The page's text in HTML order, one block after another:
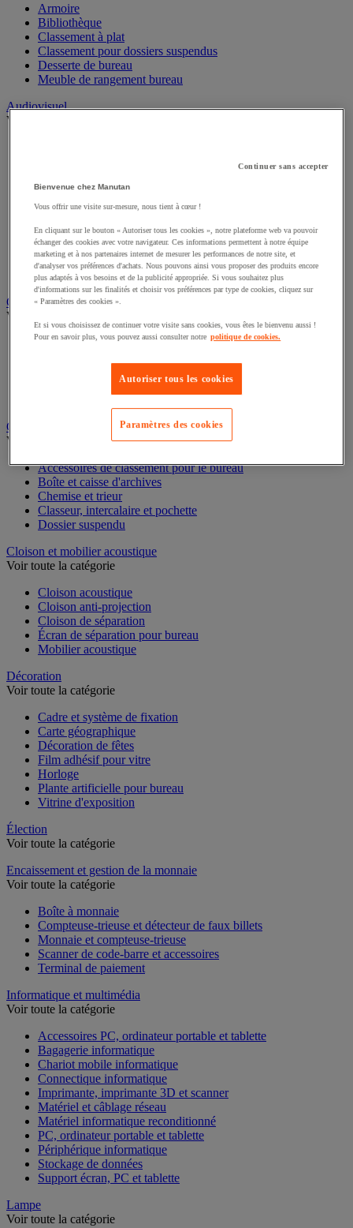
Armoire
Bibliothèque
Classement à plat
Classement pour dossiers suspendus
Desserte de bureau
Meuble de rangement bureau
Audiovisuel
Voir toute la catégorie
Éclairage studio et accessoirisation
Équipement audio et Hi-Fi
Sonorisation et enregistrement professionnels
Studio Web radio et vidéo
Système d'affichage dynamique et interactif
Télévision, lecteur DVD et Blu-ray
Chauffage, climatisation et traitement de l'air
Voir toute la catégorie
Chauffage
Traitement de l'air
Classement et archivage
Voir toute la catégorie
Accessoires de classement pour le bureau
Boîte et caisse d'archives
Chemise et trieur
Classeur, intercalaire et pochette
Dossier suspendu
Cloison et mobilier acoustique
Voir toute la catégorie
Cloison acoustique
Cloison anti-projection
Cloison de séparation
Écran de séparation pour bureau
Mobilier acoustique
Décoration
Voir toute la catégorie
Cadre et système de fixation
Carte géographique
Décoration de fêtes
Film adhésif pour vitre
Horloge
Plante artificielle pour bureau
Vitrine d'exposition
Élection
Voir toute la catégorie
Encaissement et gestion de la monnaie
Voir toute la catégorie
Boîte à monnaie
Compteuse-trieuse et détecteur de faux billets
Monnaie et compteuse-trieuse
Scanner de code-barre et accessoires
Terminal de paiement
Informatique et multimédia
Voir toute la catégorie
Accessoires PC, ordinateur portable et tablette
Bagagerie informatique
Chariot mobile informatique
Connectique informatique
Imprimante, imprimante 3D et scanner
Matériel et câblage réseau
Matériel informatique reconditionné
PC, ordinateur portable et tablette
Périphérique informatique
Stockage de données
Support écran, PC et tablette
Lampe
Voir toute la catégorie
Continuer sans accepter
Bienvenue chez Manutan
Vous offrir une visite sur-mesure, nous tient à cœur !
En cliquant sur le bouton « Autoriser tous les cookies », notre plateforme web va pouvoir
échanger des cookies avec votre navigateur. Ces informations permettent à notre équipe
marketing et à nos partenaires internet de mesurer les performances de notre site, et
d'analyser vos préférences d'achats. Nous pouvons ainsi vous proposer des produits encore
plus adaptés à vos besoins et de la publicité appropriée. Si vous souhaitez plus
d'informations sur les finalités et choisir vos préférences par type de cookies, cliquez sur
« Paramètres des cookies ».
Et si vous choisissez de continuer votre visite sans cookies, vous êtes le bienvenu aussi !
Pour en savoir plus, vous pouvez aussi consulter notre politique de cookies.
Autoriser tous les cookies
Paramètres des cookies